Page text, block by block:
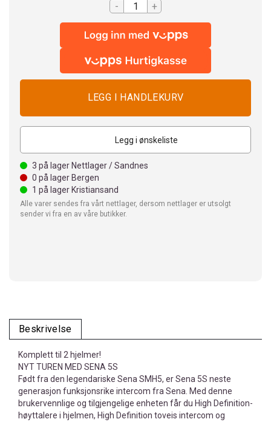
- +
Legg i ønskeliste
3 på lager Nettlager / Sandnes
0 på lager Bergen
1 på lager Kristiansand
Alle varer sendes fra vårt nettlager, dersom nettlager er utsolgt
sender vi fra en av våre butikker.
Beskrivelse
Komplett til 2 hjelmer!
NYT TUREN MED SENA 5S
Født fra den legendariske Sena SMH5, er Sena 5S neste
generasjon funksjonsrike intercom fra Sena. Med denne
brukervennlige og tilgjengelige enheten får du High Definition-
høyttalere i hjelmen, High Definition toveis intercom og